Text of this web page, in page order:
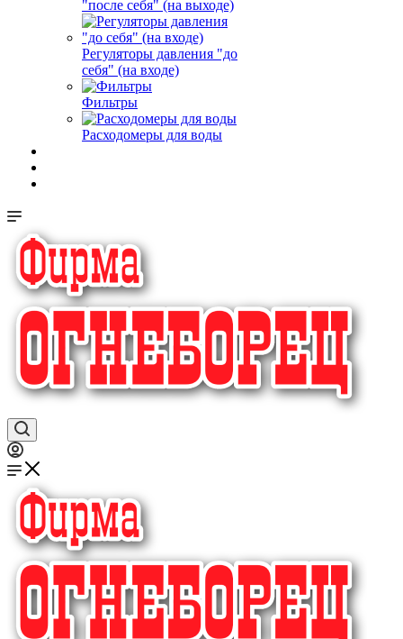
"после себя" (на выходе)
Регуляторы давления "до
себя" (на входе)
Фильтры
Расходомеры для воды